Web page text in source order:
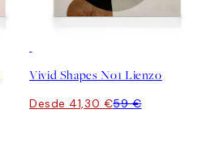
Vivid Shapes No1 Lienzo
Desde 41,30 €59 €